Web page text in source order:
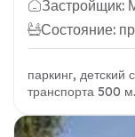
Состояние:
паркинг, детский
транспорта 500 м.